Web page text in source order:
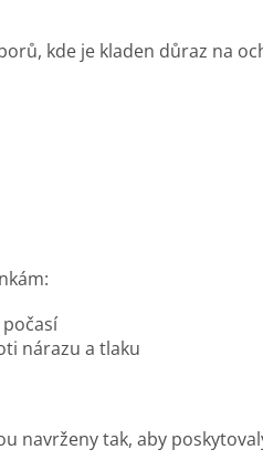
kde je kladen důraz na
nárazu a tlaku
navrženy tak, aby